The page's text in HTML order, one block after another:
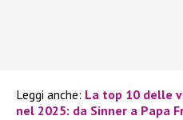
Leggi anche: La top 10 delle
nel 2025: da Sinner a Papa